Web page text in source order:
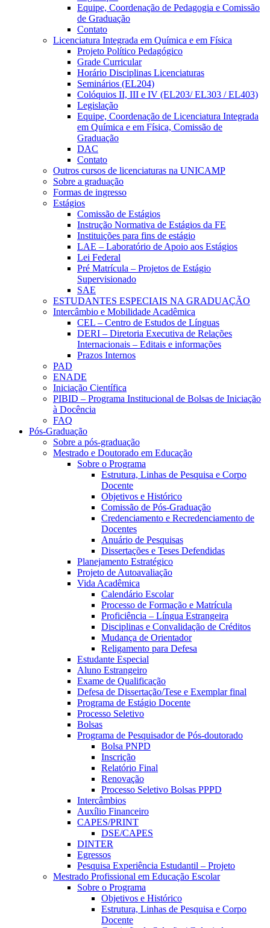
Equipe, Coordenação de Pedagogia e Comissão
de Graduação
Contato
Licenciatura Integrada em Química e em Física
Projeto Político Pedagógico
Grade Curricular
Horário Disciplinas Licenciaturas
Seminários (EL204)
Colóquios II, III e IV (EL203/ EL303 / EL403)
Legislação
Equipe, Coordenação de Licenciatura Integrada
em Química e em Física, Comissão de
Graduação
DAC
Contato
Outros cursos de licenciaturas na UNICAMP
Sobre a graduação
Formas de ingresso
Estágios
Comissão de Estágios
Instrução Normativa de Estágios da FE
Instituições para fins de estágio
LAE – Laboratório de Apoio aos Estágios
Lei Federal
Pré Matrícula – Projetos de Estágio
Supervisionado
SAE
ESTUDANTES ESPECIAIS NA GRADUAÇÃO
Intercâmbio e Mobilidade Acadêmica
CEL – Centro de Estudos de Línguas
DERI – Diretoria Executiva de Relações
Internacionais – Editais e informações
Prazos Internos
PAD
ENADE
Iniciação Científica
PIBID – Programa Institucional de Bolsas de Iniciação
à Docência
FAQ
Pós-Graduação
Sobre a pós-graduação
Mestrado e Doutorado em Educação
Sobre o Programa
Estrutura, Linhas de Pesquisa e Corpo
Docente
Objetivos e Histórico
Comissão de Pós-Graduação
Credenciamento e Recredenciamento de
Docentes
Anuário de Pesquisas
Dissertações e Teses Defendidas
Planejamento Estratégico
Projeto de Autoavaliação
Vida Acadêmica
Calendário Escolar
Processo de Formação e Matrícula
Proficiência – Língua Estrangeira
Disciplinas e Convalidação de Créditos
Mudança de Orientador
Religamento para Defesa
Estudante Especial
Aluno Estrangeiro
Exame de Qualificação
Defesa de Dissertação/Tese e Exemplar final
Programa de Estágio Docente
Processo Seletivo
Bolsas
Programa de Pesquisador de Pós-doutorado
Bolsa PNPD
Inscrição
Relatório Final
Renovação
Processo Seletivo Bolsas PPPD
Intercâmbios
Auxílio Financeiro
CAPES/PRINT
DSE/CAPES
DINTER
Egressos
Pesquisa Experiência Estudantil – Projeto
Mestrado Profissional em Educação Escolar
Sobre o Programa
Objetivos e Histórico
Estrutura, Linhas de Pesquisa e Corpo
Docente